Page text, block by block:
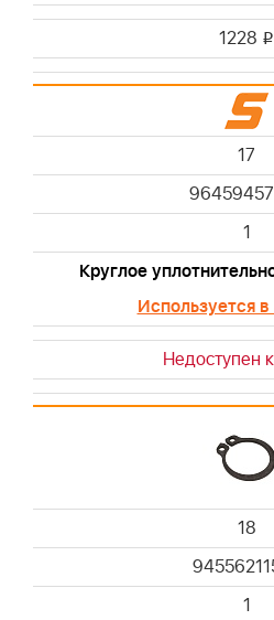
1228 i
17
1
Круглое
Используется в
Недоступен
18
1